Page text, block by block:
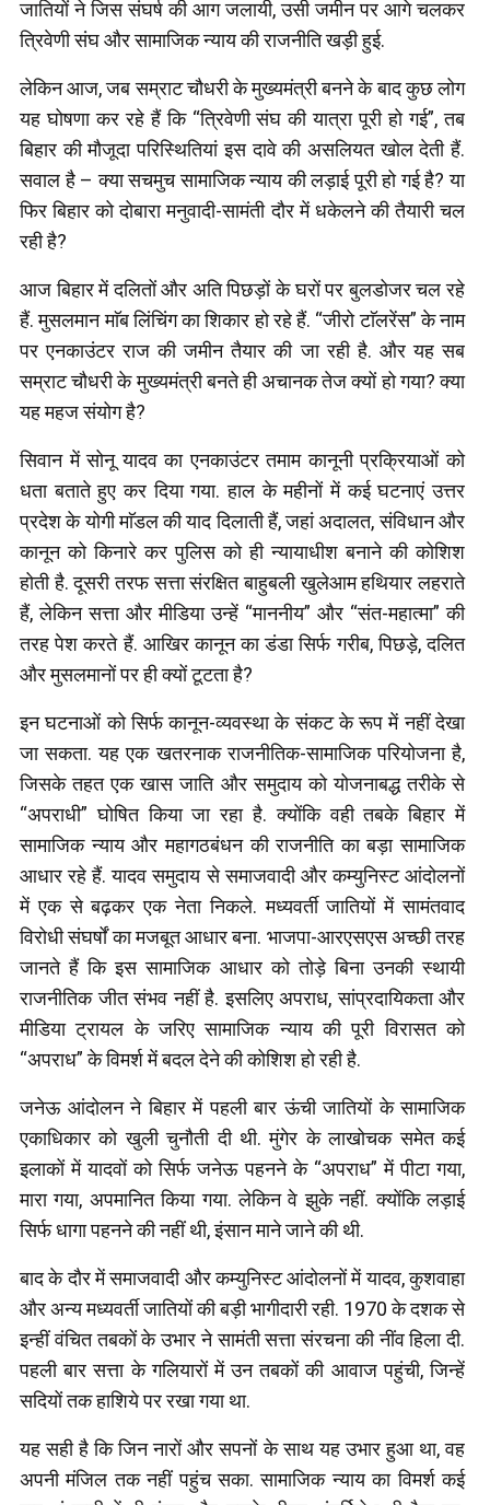
जातियों ने जिस संघर्ष की आग जलायी, उसी जमीन पर आगे चलकर
त्रिवेणी संघ और सामाजिक न्याय की राजनीति खड़ी हुई.
लेकिन आज, जब सम्राट चौधरी के मुख्यमंत्री बनने के बाद कुछ लोग
यह घोषणा कर रहे हैं कि “त्रिवेणी संघ की यात्रा पूरी हो गई”, तब
बिहार की मौजूदा परिस्थितियां इस दावे की असलियत खोल देती हैं.
सवाल है – क्या सचमुच सामाजिक न्याय की लड़ाई पूरी हो गई है? या
फिर बिहार को दोबारा मनुवादी-सामंती दौर में धकेलने की तैयारी चल
रही है?
आज बिहार में दलितों और अति पिछड़ों के घरों पर बुलडोजर चल रहे
हैं. मुसलमान माॅब लिंचिंग का शिकार हो रहे हैं. “जीरो टाॅलरेंस” के नाम
पर एनकाउंटर राज की जमीन तैयार की जा रही है. और यह सब
सम्राट चौधरी के मुख्यमंत्री बनते ही अचानक तेज क्यों हो गया? क्या
यह महज संयोग है?
सिवान में सोनू यादव का एनकाउंटर तमाम कानूनी प्रक्रियाओं को
धता बताते हुए कर दिया गया. हाल के महीनों में कई घटनाएं उत्तर
प्रदेश के योगी माॅडल की याद दिलाती हैं, जहां अदालत, संविधान और
कानून को किनारे कर पुलिस को ही न्यायाधीश बनाने की कोशिश
होती है. दूसरी तरफ सत्ता संरक्षित बाहुबली खुलेआम हथियार लहराते
हैं, लेकिन सत्ता और मीडिया उन्हें “माननीय” और “संत-महात्मा” की
तरह पेश करते हैं. आखिर कानून का डंडा सिर्फ गरीब, पिछड़े, दलित
और मुसलमानों पर ही क्यों टूटता है?
इन घटनाओं को सिर्फ कानून-व्यवस्था के संकट के रूप में नहीं देखा
जा सकता. यह एक खतरनाक राजनीतिक-सामाजिक परियोजना है,
जिसके तहत एक खास जाति और समुदाय को योजनाबद्ध तरीके से
“अपराधी” घोषित किया जा रहा है. क्योंकि वही तबके बिहार में
सामाजिक न्याय और महागठबंधन की राजनीति का बड़ा सामाजिक
आधार रहे हैं. यादव समुदाय से समाजवादी और कम्युनिस्ट आंदोलनों
में एक से बढ़कर एक नेता निकले. मध्यवर्ती जातियों में सामंतवाद
विरोधी संघर्षों का मजबूत आधार बना. भाजपा-आरएसएस अच्छी तरह
जानते हैं कि इस सामाजिक आधार को तोड़े बिना उनकी स्थायी
राजनीतिक जीत संभव नहीं है. इसलिए अपराध, सांप्रदायिकता और
मीडिया ट्रायल के जरिए सामाजिक न्याय की पूरी विरासत को
“अपराध” के विमर्श में बदल देने की कोशिश हो रही है.
जनेऊ आंदोलन ने बिहार में पहली बार ऊंची जातियों के सामाजिक
एकाधिकार को खुली चुनौती दी थी. मुंगेर के लाखोचक समेत कई
इलाकों में यादवों को सिर्फ जनेऊ पहनने के “अपराध” में पीटा गया,
मारा गया, अपमानित किया गया. लेकिन वे झुके नहीं. क्योंकि लड़ाई
सिर्फ धागा पहनने की नहीं थी, इंसान माने जाने की थी.
बाद के दौर में समाजवादी और कम्युनिस्ट आंदोलनों में यादव, कुशवाहा
और अन्य मध्यवर्ती जातियों की बड़ी भागीदारी रही. 1970 के दशक से
इन्हीं वंचित तबकों के उभार ने सामंती सत्ता संरचना की नींव हिला दी.
पहली बार सत्ता के गलियारों में उन तबकों की आवाज पहुंची, जिन्हें
सदियों तक हाशिये पर रखा गया था.
यह सही है कि जिन नारों और सपनों के साथ यह उभार हुआ था, वह
अपनी मंजिल तक नहीं पहुंच सका. सामाजिक न्याय का विमर्श कई